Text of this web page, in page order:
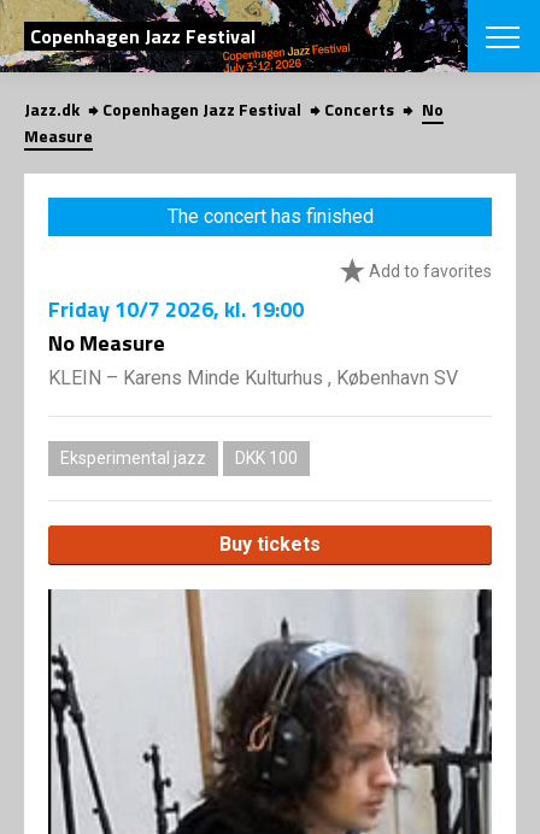
SEARCH
Copenhagen Jazz Festival
Danish
CHOOSE
VINTERJAZZ
Themes
LOCATIONS
About us
SHOP
Jazz.dk Copenhagen Jazz Festival Concerts
No
Measure
The concert has finished
Add to favorites
Friday10/7 2026, kl. 19:00
No Measure
KLEIN – Karens Minde Kulturhus , København SV
Eksperimental jazz DKK 100
Buy tickets